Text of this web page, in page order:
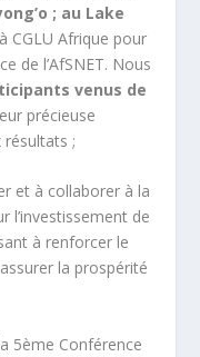
; au Lake
CGLU Afrique pour
de l’AfSNET. Nous
venus de
précieuse
;
et à collaborer à la
l’investissement de
à renforcer le
la prospérité
5ème Conférence